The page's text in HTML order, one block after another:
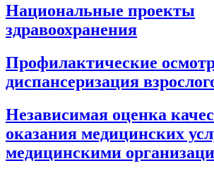
Национальные проекты
здравоохранения
Профилактические
диспансеризация
Независимая оценка
оказания медицинских
медицинскими